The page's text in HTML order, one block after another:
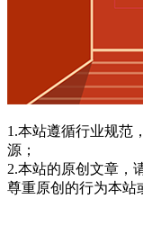
1.本站遵循行业规范
源；
2.本站的原创文章，
尊重原创的行为本站